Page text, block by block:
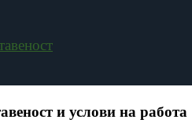
и услови на работа